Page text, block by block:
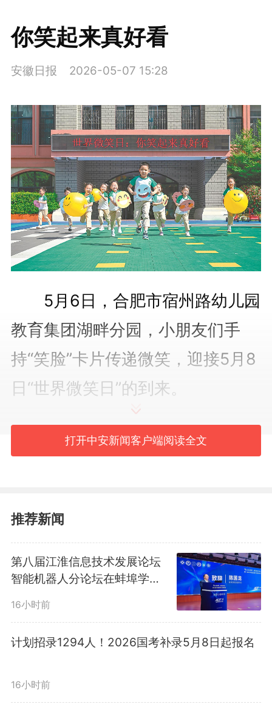
你笑起来真好看
安徽日报 2026-05-07 15:28
5月6日，合肥市宿州路幼儿园
教育集团湖畔分园，小朋友们手
持“笑脸”卡片传递微笑，迎接5月8
日“世界微笑日”的到来。
通讯员 赵明 摄
编辑：吴春红
版权声明：未经许可禁止以任何形式转载
打开中安新闻客户端阅读全文
推荐新闻
第八届江淮信息技术发展论坛
智能机器人分论坛在蚌埠学院
16小时前
计划招录1294人！2026国考补录5月8日起报名
16小时前